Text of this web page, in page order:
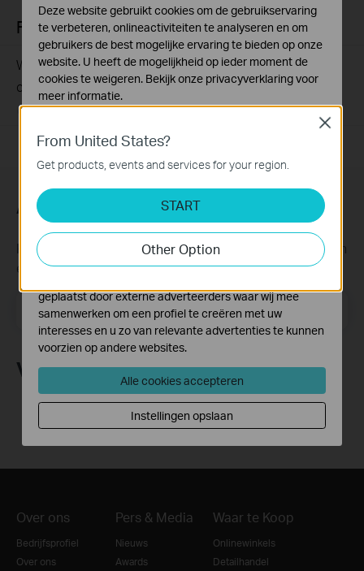
FAQs
Why my PoE powered device cannot work properly when
connected to the PoE Switch?
10-23-2025 391745views
Abonneer
Krijg updates over nieuwe producten, samenwerkingen
en ander interessant nieuws
Email Address Meld je aan
Volg Ons
Over ons
Bedrijfsprofiel
Over ons
Pers & Media
Nieuws
Awards
Waar te Koop
Onlinewinkels
Detailhandel
From United States?
Get products, events and services for your region.
START
Other Option
Close
Deze website gebruikt cookies om de gebruikservaring
te verbeteren, onlineactiviteiten te analyseren en om
gebruikers de best mogelijke ervaring te bieden op onze
website. U heeft de mogelijkheid op ieder moment de
cookies te weigeren. Bekijk onze privacyverklaringvoor
meer informatie.
Deze cookies zijn noodzakelijk voor de werking van de
website en kunnen niet worden uitgeschakeld.
Analyse en Marketing Cookies
Cookies voor analyse geven ons de mogelijkheid uw
activiteiten op onze website te volgen en zo de
functionaliteit van de website aan te passen en te
verbeteren.
geplaatst door externe adverteerders waar wij mee
samenwerken om een profiel te creëren met uw
interesses en u zo van relevante advertenties te kunnen
voorzien op andere websites.
Alle cookies accepteren
Instellingen opslaan